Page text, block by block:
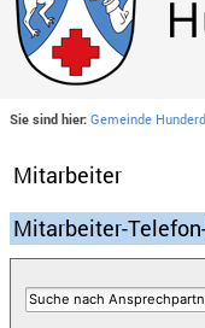
Sie sind hier: Gemeinde
Mitarbeiter
Mitarbeiter-